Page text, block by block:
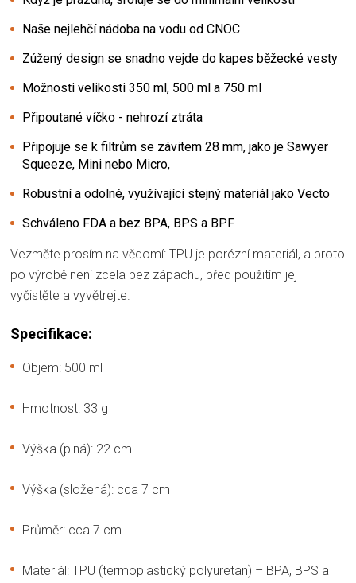
Naše nejlehčí nádoba na vodu od CNOC
Zúžený design se snadno vejde do kapes běžecké vesty
Možnosti velikosti 350 ml, 500 ml a 750 ml
Připoutané víčko - nehrozí ztráta
Připojuje se k filtrům se závitem 28 mm, jako je Sawyer
Squeeze, Mini nebo Micro,
Robustní a odolné, využívající stejný materiál jako Vecto
Schváleno FDA a bez BPA, BPS a BPF
Vezměte prosím na vědomí: TPU je porézní materiál, a proto
po výrobě není zcela bez zápachu, před použitím jej
vyčistěte a vyvětrejte.
Specifikace:
Objem: 500 ml
Hmotnost: 33 g
Výška (plná): 22 cm
Výška (složená): cca 7 cm
Průměr: cca 7 cm
Materiál: TPU (termoplastický polyuretan) – BPA, BPS a